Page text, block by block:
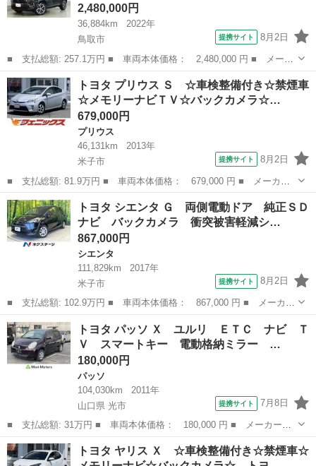
2,480,000円
36,884km
2022年
鳥取市
提携サイト 8月2日
■ 支払総額: 257.1万円 ■ 車両本体価格： 2,480,000 円 ■ メーカ
ー名： トヨタ ■ 車種名： ヤリスクロス ■ グレード名： ハイ
ブリッドＺ ４ＷＤ フルセグ ＤＶＤ再生 ミュージックプレイヤ
ー接続可...
鳥取 鳥取市 トヨタ
トヨタ プリウス Ｓ ☆車検整備付き☆禁煙車
☆メモリーナビＴＶ☆バックカメラ☆…
679,000円
プリウス
46,131km
2013年
米子市
提携サイト 8月2日
■ 支払総額: 81.9万円 ■ 車両本体価格： 679,000 円 ■ メーカー
名： トヨタ ■ 車種名： プリウス ■ グレード名： Ｓ ☆車検
整備付き☆禁煙車☆メモリーナビＴＶ☆バックカメラ☆ ＳＤナビＴ
Ｖ☆Ｂｌｕｅ...
鳥取 米子市 プリウス
トヨタ シエンタ Ｇ 両側電動ドア 純正ＳＤ
ナビ バックカメラ 衝突被害軽減シ…
867,000円
シエンタ
111,829km
2017年
米子市
提携サイト 8月2日
■ 支払総額: 102.9万円 ■ 車両本体価格： 867,000 円 ■ メーカー
名： トヨタ ■ 車種名： シエンタ ■ グレード名： Ｇ 両側電
動ドア 純正ＳＤナビ バックカメラ 衝突被害軽減システム 禁煙
車 ドラレ...
鳥取 米子市 シエンタ
トヨタ パッソ Ｘ ユルリ ＥＴＣ ナビ Ｔ
Ｖ スマートキー 電動格納ミラー …
180,000円
パッソ
104,030km
2011年
山口県 光市
提携サイト 7月8日
■ 支払総額: 31万円 ■ 車両本体価格： 180,000 円 ■ メーカー
名： トヨタ ■ 車種名： パッソ ■ グレード名： Ｘ ユルリ
ＥＴＣ ナビ ＴＶ スマートキー 電動格納ミラー ＣＶＴ 盗難
山口 光市 パッソ
トヨタ ヤリス Ｘ ☆車検整備付き☆禁煙車☆